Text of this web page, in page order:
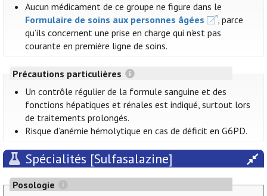
Aucun médicament de ce groupe ne figure dans le
Formulaire de soins aux personnes âgées
, parce
qu’ils concernent une prise en charge qui n'est pas
courante en première ligne de soins.
Précautions particulières
Un contrôle régulier de la formule sanguine et des
fonctions hépatiques et rénales est indiqué, surtout lors
de traitements prolongés.
Risque d’anémie hémolytique en cas de déficit en G6PD.
Spécialités [Sulfasalazine]
Posologie